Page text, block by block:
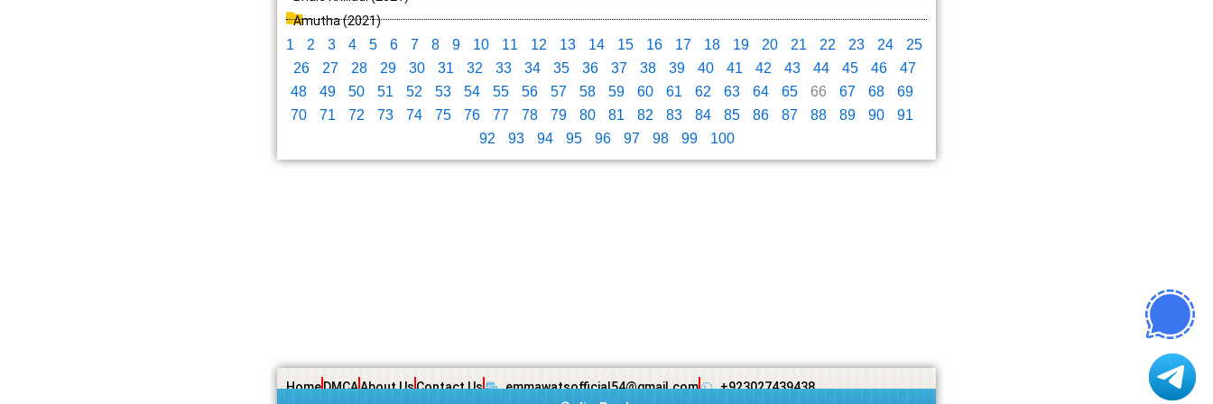
Amutha (2021)
1 2 3 4 5 6 7 8 9 10 11 12 13 14 15 16 17 18 19 20 21 22 23 24 25
26 27 28 29 30 31 32 33 34 35 36 37 38 39 40 41 42 43 44 45 46 47
48 49 50 51 52 53 54 55 56 57 58 59 60 61 62 63 64 65 66 67 68 69
70 71 72 73 74 75 76 77 78 79 80 81 82 83 84 85 86 87 88 89 90 91
92 93 94 95 96 97 98 99 100
HomeDMCAAbout UsContact Us emmawatsofficial54@gmail.com +923027439438